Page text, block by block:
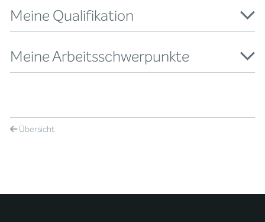
Meine Qualifikation
Meine Arbeitsschwerpunkte
Übersicht